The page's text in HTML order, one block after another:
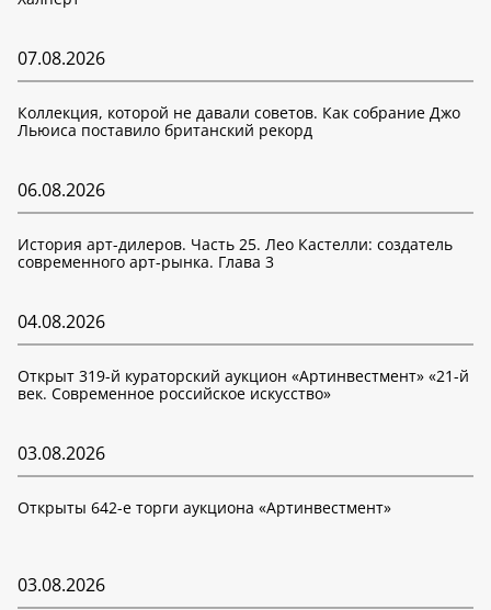
07.08.2026
Коллекция, которой не давали советов. Как собрание Джо
Льюиса поставило британский рекорд
06.08.2026
История арт-дилеров. Часть 25. Лео Кастелли: создатель
современного арт-рынка. Глава 3
04.08.2026
Открыт 319-й кураторский аукцион «Артинвестмент» «21-й
век. Современное российское искусство»
03.08.2026
Открыты 642-е торги аукциона «Артинвестмент»
03.08.2026